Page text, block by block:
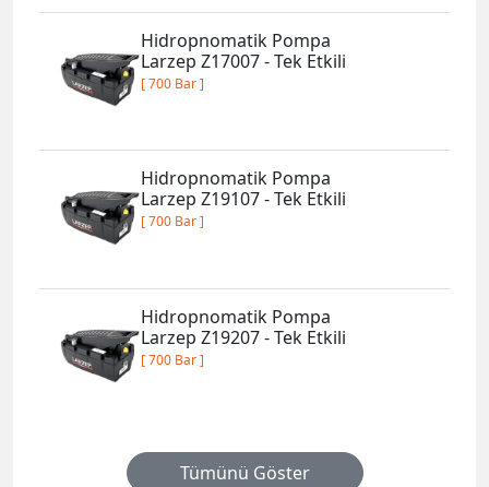
Hidropnomatik Pompa
Larzep Z17007 - Tek Etkili
[ 700 Bar ]
Hidropnomatik Pompa
Larzep Z19107 - Tek Etkili
[ 700 Bar ]
Hidropnomatik Pompa
Larzep Z19207 - Tek Etkili
[ 700 Bar ]
Tümünü Göster